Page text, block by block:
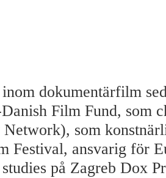
dokumentärfilm
Film Fund, som
som
Festival, ansvarig för
på Zagreb Dox